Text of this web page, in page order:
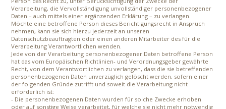
Verarbeitung, die Vervollständigung unvollständiger personenbezogener
Daten – auch mittels einer ergänzenden Erklärung – zu verlangen.
Möchte eine betroffene Person dieses Berichtigungsrecht in Anspruch
nehmen, kann sie sich hierzu jederzeit an unseren
Datenschutzbeauftragten oder einen anderen Mitarbeiter des für die
Verarbeitung Verantwortlichen wenden.
Jede von der Verarbeitung personenbezogener Daten betroffene Person
hat das vom Europäischen Richtlinien- und Verordnungsgeber gewährte
Recht, von dem Verantwortlichen zu verlangen, dass die sie betreffenden
personenbezogenen Daten unverzüglich gelöscht werden, sofern einer
der folgenden Gründe zutrifft und soweit die Verarbeitung nicht
erforderlich ist:
- Die personenbezogenen Daten wurden für solche Zwecke erhoben
oder auf sonstige Weise verarbeitet, für welche sie nicht mehr notwendig